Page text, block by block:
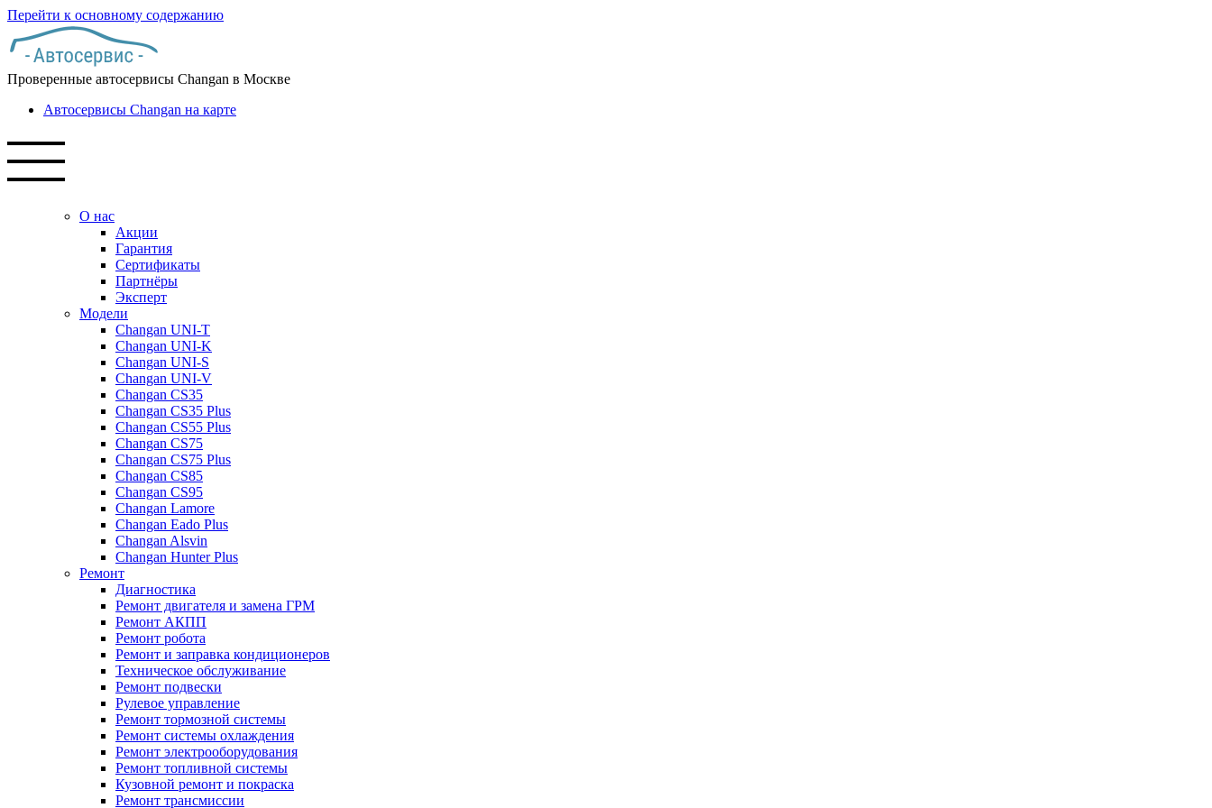
Перейти к основному содержанию
Проверенные автосервисы Changan в Москве
Автосервисы Changan на карте
О нас
Акции
Гарантия
Сертификаты
Партнёры
Эксперт
Модели
Changan UNI-T
Changan UNI-K
Changan UNI-S
Changan UNI-V
Changan CS35
Changan CS35 Plus
Changan CS55 Plus
Changan CS75
Changan CS75 Plus
Changan CS85
Changan CS95
Changan Lamore
Changan Eado Plus
Changan Alsvin
Changan Hunter Plus
Ремонт
Диагностика
Ремонт двигателя и замена ГРМ
Ремонт АКПП
Ремонт робота
Ремонт и заправка кондиционеров
Техническое обслуживание
Ремонт подвески
Рулевое управление
Ремонт тормозной системы
Ремонт системы охлаждения
Ремонт электрооборудования
Ремонт топливной системы
Кузовной ремонт и покраска
Ремонт трансмиссии